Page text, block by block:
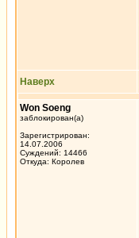
Наверх
Won Soeng
заблокирован(а)
Зарегистрирован:
14.07.2006
Суждений: 14466
Откуда: Королев